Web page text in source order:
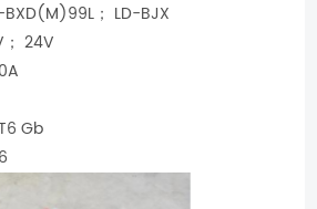
BXD(M)99L； LD-BJX
24V
Gb